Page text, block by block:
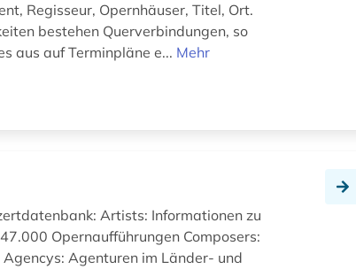
Regisseur, Opernhäuser, Titel, Ort.
bestehen Querverbindungen, so
aus auf Terminpläne e... Mehr
Artists: Informationen zu
Opernaufführungen Composers:
Agenturen im Länder- und